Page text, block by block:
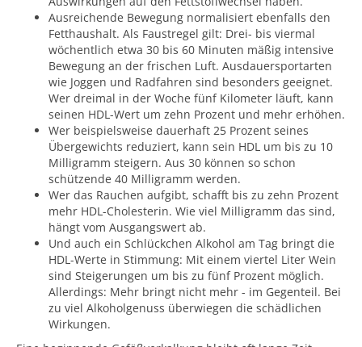
Ausreichende Bewegung normalisiert ebenfalls den
Fetthaushalt. Als Faustregel gilt: Drei- bis viermal
wöchentlich etwa 30 bis 60 Minuten mäßig intensive
Bewegung an der frischen Luft. Ausdauersportarten
wie Joggen und Radfahren sind besonders geeignet.
Wer dreimal in der Woche fünf Kilometer läuft, kann
seinen HDL-Wert um zehn Prozent und mehr erhöhen.
Wer beispielsweise dauerhaft 25 Prozent seines
Übergewichts reduziert, kann sein HDL um bis zu 10
Milligramm steigern. Aus 30 können so schon
schützende 40 Milligramm werden.
Wer das Rauchen aufgibt, schafft bis zu zehn Prozent
mehr HDL-Cholesterin. Wie viel Milligramm das sind,
hängt vom Ausgangswert ab.
Und auch ein Schlückchen Alkohol am Tag bringt die
HDL-Werte in Stimmung: Mit einem viertel Liter Wein
sind Steigerungen um bis zu fünf Prozent möglich.
Allerdings: Mehr bringt nicht mehr - im Gegenteil. Bei
zu viel Alkoholgenuss überwiegen die schädlichen
Wirkungen.